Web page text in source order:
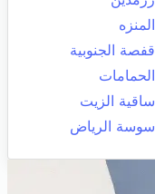
المنزه
قفصة الجنوبية
الحمامات
ساقية الزيت
سوسة الرياض